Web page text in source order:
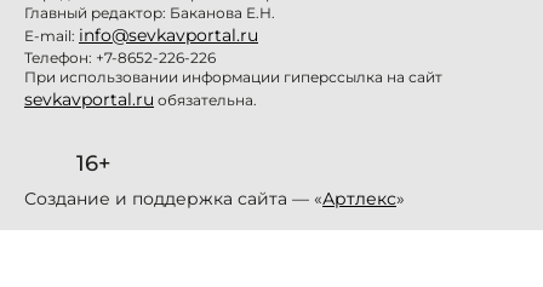
Главный редактор: Баканова Е.Н.
E-mail: info@sevkavportal.ru
Телефон: +7-8652-226-226
При использовании информации гиперссылка на сайт
sevkavportal.ru обязательна.
16+
Создание и поддержка сайта — «Артлекс»